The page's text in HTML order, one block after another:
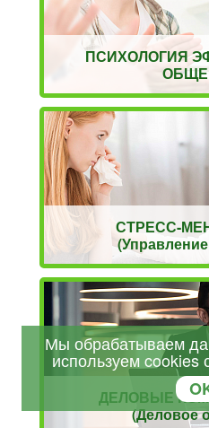
ПСИХОЛОГИЯ
СТРЕСС-
ДЕЛОВЫЕ
(Деловое
Мы обрабатываем
используем cookies